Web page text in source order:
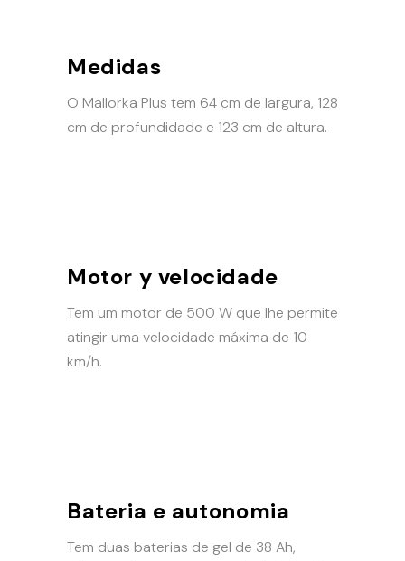
Medidas
O Mallorka Plus tem 64 cm de largura, 128
cm de profundidade e 123 cm de altura.
Motor y velocidade
Tem um motor de 500 W que lhe permite
atingir uma velocidade máxima de 10
km/h.
Bateria e autonomia
Tem duas baterias de gel de 38 Ah,